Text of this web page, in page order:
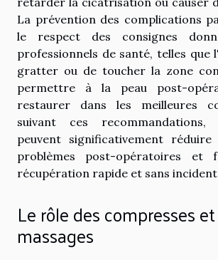
La prévention des complications
le respect des consignes
professionnels de santé, telles que
gratter ou de toucher la zone
permettre à la peau post-
restaurer dans les meilleures
suivant ces
peuvent significativement
problèmes post-opératoires et
récupération rapide et sans
Le rôle des compresses et
massages